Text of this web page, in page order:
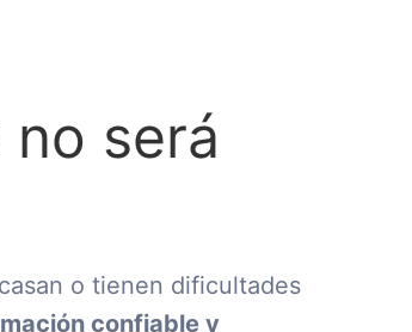
no será
o tienen dificultades
confiable y